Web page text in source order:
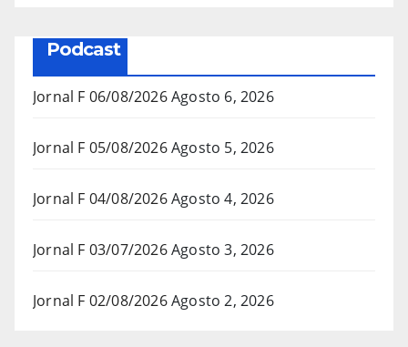
Podcast
Jornal F 06/08/2026Agosto 6, 2026
Jornal F 05/08/2026Agosto 5, 2026
Jornal F 04/08/2026Agosto 4, 2026
Jornal F 03/07/2026Agosto 3, 2026
Jornal F 02/08/2026Agosto 2, 2026